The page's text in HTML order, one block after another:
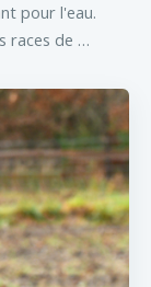
pour l'eau.
races de …